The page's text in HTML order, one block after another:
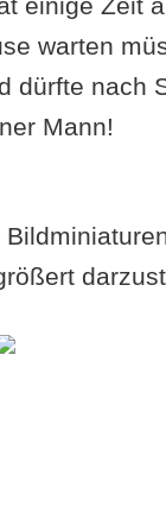
warten
dürfte nach
Mann!